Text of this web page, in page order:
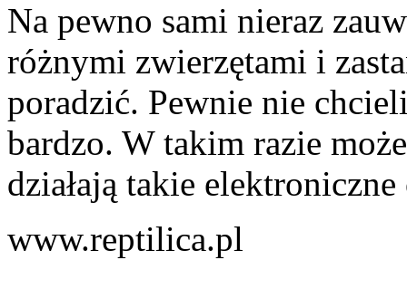
Na pewno sami nieraz
różnymi zwierzętami i
poradzić. Pewnie nie
bardzo. W takim razie
działają takie
www.reptilica.pl